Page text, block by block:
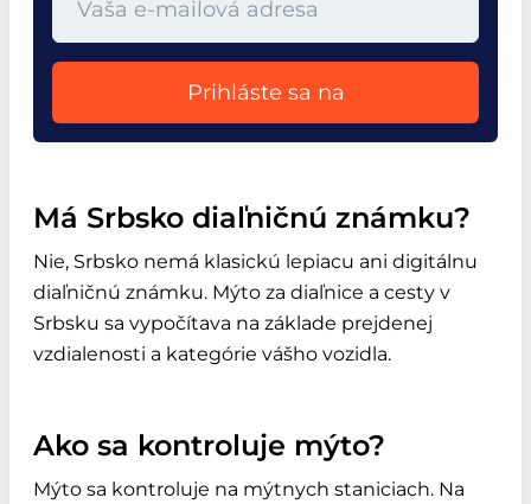
Prihláste sa na
Má Srbsko diaľničnú známku?
Nie, Srbsko nemá klasickú lepiacu ani digitálnu
diaľničnú známku. Mýto za diaľnice a cesty v
Srbsku sa vypočítava na základe prejdenej
vzdialenosti a kategórie vášho vozidla.
Ako sa kontroluje mýto?
Mýto sa kontroluje na mýtnych staniciach. Na